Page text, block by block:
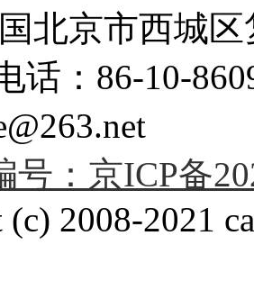
北京市西城
话：86-10-
号：京ICP备
2008-2021